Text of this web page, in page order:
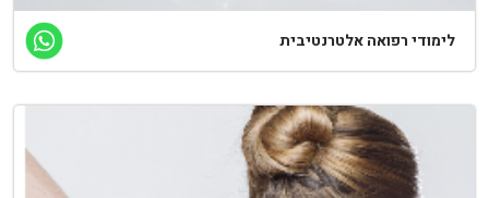
לימודי רפואה אלטרנטיבית